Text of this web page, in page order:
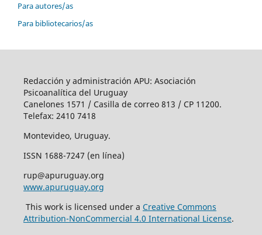
Para autores/as
Para bibliotecarios/as
Redacción y administración APU: Asociación
Psicoanalítica del Uruguay
Canelones 1571 / Casilla de correo 813 / CP 11200.
Telefax: 2410 7418
Montevideo, Uruguay.
ISSN 1688-7247 (en línea)
rup@apuruguay.org
www.apuruguay.org
This work is licensed under a Creative Commons
Attribution-NonCommercial 4.0 International License.